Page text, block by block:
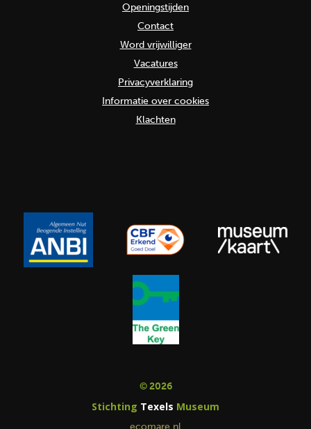
Openingstijden
Contact
Word vrijwilliger
Vacatures
Privacyverklaring
Informatie over cookies
Klachten
© 2026
Stichting Texels Museum
ecomare.nl